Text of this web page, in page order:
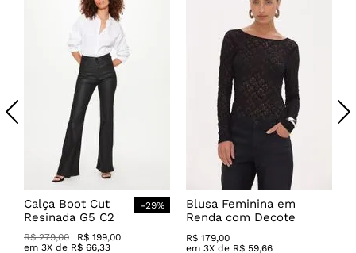
Calça Boot Cut
Resinada G5 C2
-29%
R$ 279,00 R$ 199,00
em 3X de R$ 66,33
Blusa Feminina em
Renda com Decote
Canoa
R$ 179,00
em 3X de R$ 59,66